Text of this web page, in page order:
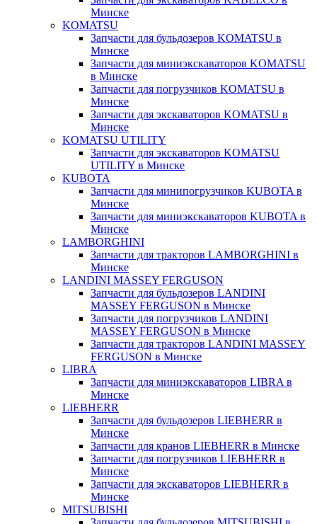
Минске
KOMATSU
Запчасти для бульдозеров KOMATSU в
Минске
Запчасти для миниэкскаваторов KOMATSU
в Минске
Запчасти для погрузчиков KOMATSU в
Минске
Запчасти для экскаваторов KOMATSU в
Минске
KOMATSU UTILITY
Запчасти для экскаваторов KOMATSU
UTILITY в Минске
KUBOTA
Запчасти для минипогрузчиков KUBOTA в
Минске
Запчасти для миниэкскаваторов KUBOTA в
Минске
LAMBORGHINI
Запчасти для тракторов LAMBORGHINI в
Минске
LANDINI MASSEY FERGUSON
Запчасти для бульдозеров LANDINI
MASSEY FERGUSON в Минске
Запчасти для погрузчиков LANDINI
MASSEY FERGUSON в Минске
Запчасти для тракторов LANDINI MASSEY
FERGUSON в Минске
LIBRA
Запчасти для миниэкскаваторов LIBRA в
Минске
LIEBHERR
Запчасти для бульдозеров LIEBHERR в
Минске
Запчасти для кранов LIEBHERR в Минске
Запчасти для погрузчиков LIEBHERR в
Минске
Запчасти для экскаваторов LIEBHERR в
Минске
MITSUBISHI